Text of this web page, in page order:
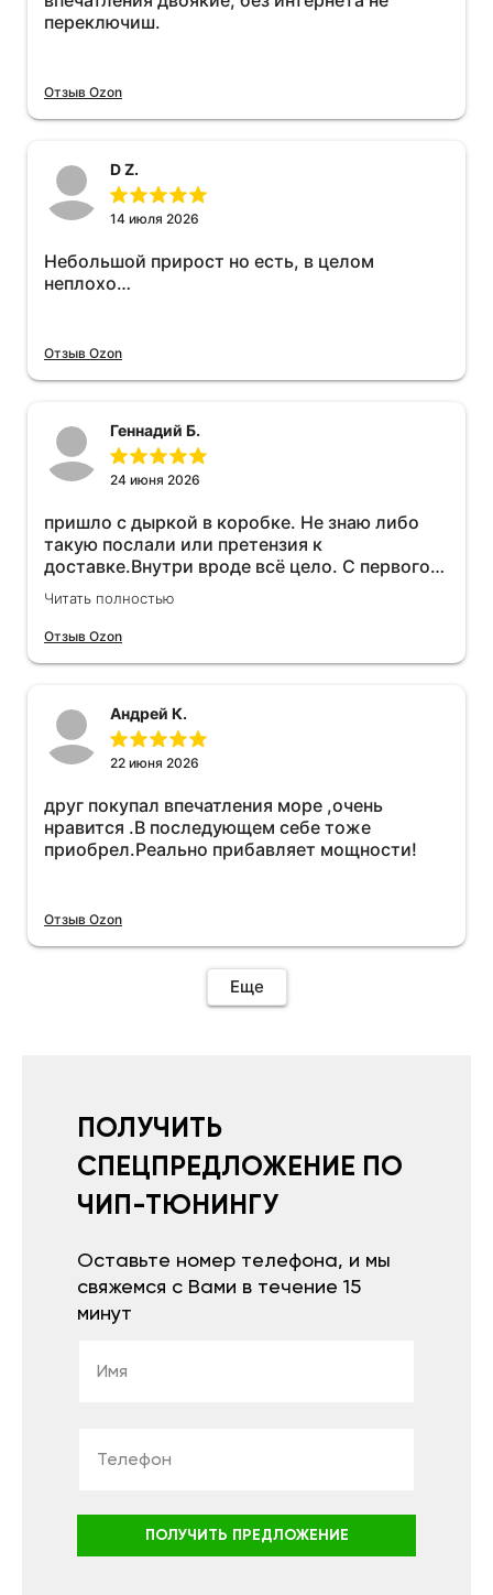
переключиш.
Отзыв Ozon
D Z.
14 июля 2026
Небольшой прирост но есть, в целом
неплохо…
Отзыв Ozon
Геннадий Б.
24 июня 2026
пришло с дыркой в коробке. Не знаю либо
такую послали или претензия к
доставке.Внутри вроде всё цело. С первого
раза установить не получается не знаю
может интернет дурит. Четыре звёзды за
упаковку с дыркой.Как опробую дополню
всё установилось по работе устройства
дополню позже ещё не проехал 120
км.Дополняю после пробега 120 км
более энергичный расход не
увеличился.Всем рекомендую к покупке.
Читать полностью
Отзыв Ozon
Андрей К.
22 июня 2026
друг покупал впечатления море ,очень
нравится .В последующем себе тоже
приобрел.Реально прибавляет мощности!
Отзыв Ozon
Еще
ПОЛУЧИТЬ
СПЕЦПРЕДЛОЖЕНИЕ ПО
ЧИП-ТЮНИНГУ
Оставьте номер телефона, и мы
свяжемся с Вами в течение 15
минут
ПОЛУЧИТЬ ПРЕДЛОЖЕНИЕ